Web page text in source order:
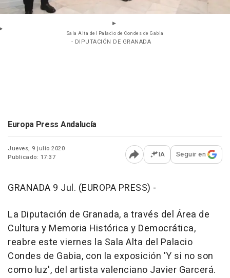
Sala Alta del Palacio de Condes de Gabia
- DIPUTACIÓN DE GRANADA
Europa Press Andalucía
Jueves, 9 julio 2020
Publicado: 17:37
Abrir opciones para
IA Seguir en
GRANADA 9 Jul. (EUROPA PRESS) -
La Diputación de Granada, a través del Área de
Cultura y Memoria Histórica y Democrática,
reabre este viernes la Sala Alta del Palacio
Condes de Gabia, con la exposición 'Y si no son
como luz', del artista valenciano Javier Garcerá.